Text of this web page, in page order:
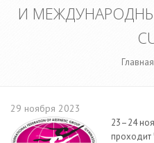
И
Главная
29 ноября 2023
23–24
проходит